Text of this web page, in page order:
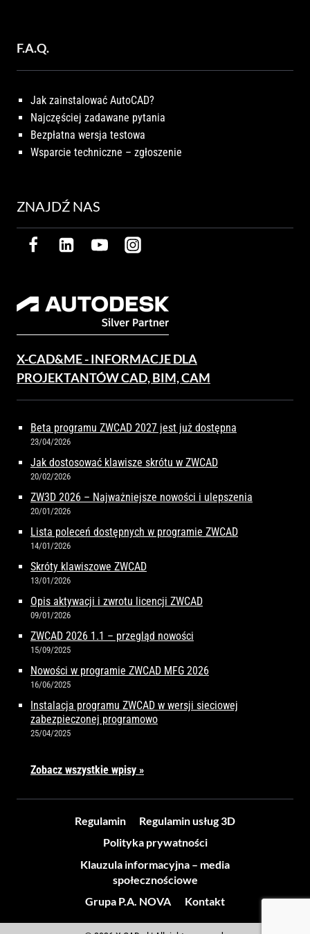
F.A.Q.
Jak zainstalować AutoCAD?
Najczęściej zadawane pytania
Bezpłatna wersja testowa
Wsparcie techniczne – zgłoszenie
ZNAJDŹ NAS
X-CAD&ME - INFORMACJE DLA
PROJEKTANTÓW CAD, BIM, CAM
Beta programu ZWCAD 2027 jest już dostępna
23/04/2026
Jak dostosować klawisze skrótu w ZWCAD
20/02/2026
ZW3D 2026 – Najważniejsze nowości i ulepszenia
20/01/2026
Lista poleceń dostępnych w programie ZWCAD
14/01/2026
Skróty klawiszowe ZWCAD
13/01/2026
Opis aktywacji i zwrotu licencji ZWCAD
09/01/2026
ZWCAD 2026 1.1 – przegląd nowości
15/09/2025
Nowości w programie ZWCAD MFG 2026
16/06/2025
Instalacja programu ZWCAD w wersji sieciowej
zabezpieczonej programowo
25/04/2025
Zobacz wszystkie wpisy »
Regulamin
Regulamin usług 3D
Polityka prywatności
Klauzula informacyjna – media
społecznościowe
Grupa P.A. NOVA
Kontakt